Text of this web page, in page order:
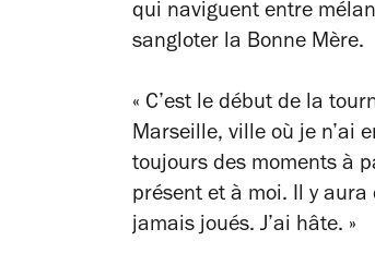
qui naviguent entre
sangloter la Bonne Mère.
« C’est le début de la
Marseille, ville où je n’ai
toujours des moments à
présent et à moi. Il y aura
jamais joués. J’ai hâte. »